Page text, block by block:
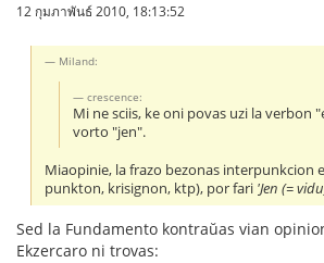
12 กุมภาพันธ์ 2010, 18:13:52
Miland:
crescence:
Mi ne sciis, ke oni povas uzi la verbon
vorto "jen".
Miaopinie, la frazo bezonas interpunkcion
punkton, krisignon, ktp), por fari 'Jen (=
Sed la Fundamento kontraŭas vian
Ekzercaro ni trovas: